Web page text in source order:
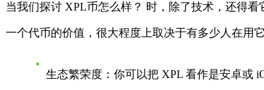
当我们探讨 XPL币怎么样？ 时，除了技术，还得
一个代币的价值，很大程度上取决于有多少人在用
生态繁荣度 ：你可以把 XPL 看作是安卓或